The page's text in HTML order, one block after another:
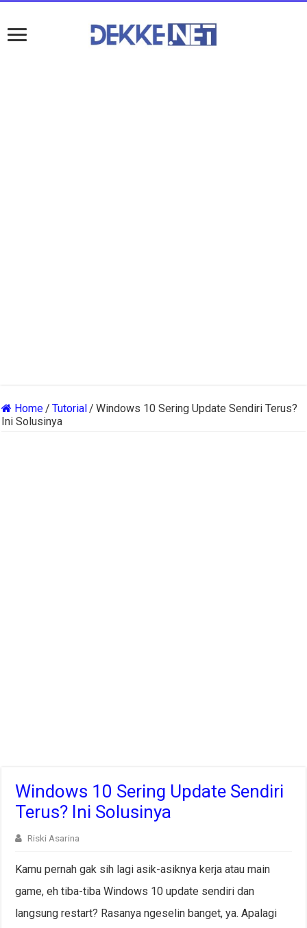
Home/ Tutorial/ Windows 10 Sering Update Sendiri Terus?
Ini Solusinya
Windows 10 Sering Update Sendiri
Terus? Ini Solusinya
Riski Asarina
Kamu pernah gak sih lagi asik-asiknya kerja atau main
game, eh tiba-tiba Windows 10 update sendiri dan
langsung restart? Rasanya ngeselin banget, ya. Apalagi